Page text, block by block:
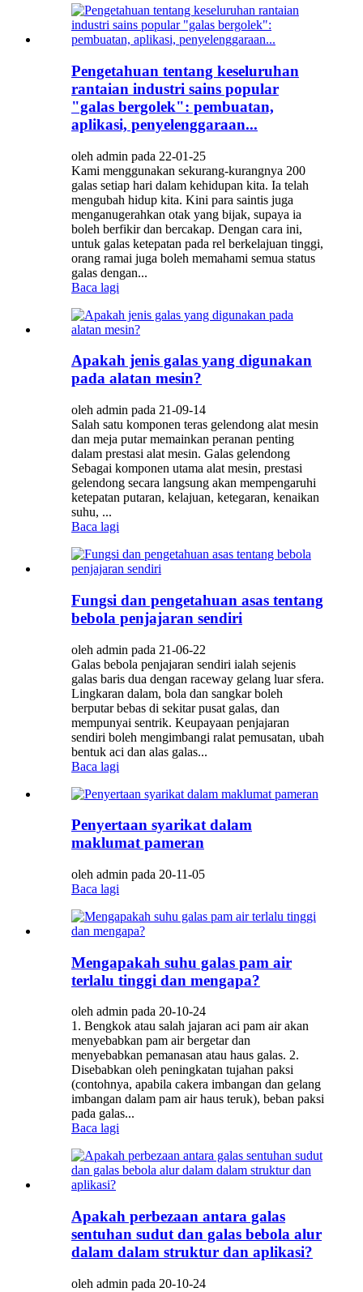
Pengetahuan tentang keseluruhan
rantaian industri sains popular
"galas bergolek": pembuatan,
aplikasi, penyelenggaraan...
oleh admin pada 22-01-25
Kami menggunakan sekurang-kurangnya 200
galas setiap hari dalam kehidupan kita. Ia telah
mengubah hidup kita. Kini para saintis juga
menganugerahkan otak yang bijak, supaya ia
boleh berfikir dan bercakap. Dengan cara ini,
untuk galas ketepatan pada rel berkelajuan tinggi,
orang ramai juga boleh memahami semua status
galas dengan...
Baca lagi
Apakah jenis galas yang digunakan
pada alatan mesin?
oleh admin pada 21-09-14
Salah satu komponen teras gelendong alat mesin
dan meja putar memainkan peranan penting
dalam prestasi alat mesin. Galas gelendong
Sebagai komponen utama alat mesin, prestasi
gelendong secara langsung akan mempengaruhi
ketepatan putaran, kelajuan, ketegaran, kenaikan
suhu, ...
Baca lagi
Fungsi dan pengetahuan asas tentang
bebola penjajaran sendiri
oleh admin pada 21-06-22
Galas bebola penjajaran sendiri ialah sejenis
galas baris dua dengan raceway gelang luar sfera.
Lingkaran dalam, bola dan sangkar boleh
berputar bebas di sekitar pusat galas, dan
mempunyai sentrik. Keupayaan penjajaran
sendiri boleh mengimbangi ralat pemusatan, ubah
bentuk aci dan alas galas...
Baca lagi
Penyertaan syarikat dalam
maklumat pameran
oleh admin pada 20-11-05
Baca lagi
Mengapakah suhu galas pam air
terlalu tinggi dan mengapa?
oleh admin pada 20-10-24
1. Bengkok atau salah jajaran aci pam air akan
menyebabkan pam air bergetar dan
menyebabkan pemanasan atau haus galas. 2.
Disebabkan oleh peningkatan tujahan paksi
(contohnya, apabila cakera imbangan dan gelang
imbangan dalam pam air haus teruk), beban paksi
pada galas...
Baca lagi
Apakah perbezaan antara galas
sentuhan sudut dan galas bebola alur
dalam dalam struktur dan aplikasi?
oleh admin pada 20-10-24